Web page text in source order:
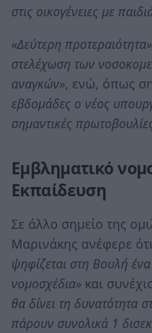
στις οικογένειες με
«Δεύτερη
στελέχωση των
αναγκών», ενώ, όπως
εβδομάδες ο νέος
σημαντικές
Εμβληματικό
Εκπαίδευση
Σε άλλο σημείο της
Μαρινάκης ανέφερε ότι
ψηφίζεται στη Βουλή
νομοσχέδια» και
θα δίνει τη δυνατότητα
πάρουν συνολικά 1